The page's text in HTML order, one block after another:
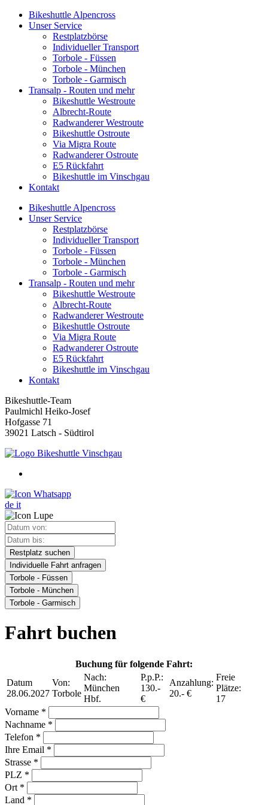
Bikeshuttle Alpencross
Unser Service
Restplatzbörse
Individueller Transport
Torbole - Füssen
Torbole - München
Torbole - Garmisch
Transalp - Routen und mehr
Bikeshuttle Westroute
Albrecht-Route
Radwanderer Westroute
Bikeshuttle Ostroute
Via Migra Route
Radwanderer Ostroute
E5 Rückfahrt
Bikeshuttle im Vinschgau
Kontakt
Bikeshuttle Alpencross
Unser Service
Restplatzbörse
Individueller Transport
Torbole - Füssen
Torbole - München
Torbole - Garmisch
Transalp - Routen und mehr
Bikeshuttle Westroute
Albrecht-Route
Radwanderer Westroute
Bikeshuttle Ostroute
Via Migra Route
Radwanderer Ostroute
E5 Rückfahrt
Bikeshuttle im Vinschgau
Kontakt
Bikeshuttle-Team
Paulmichl Heiko-Josef
Hofgasse 71
39021 Latsch - Südtirol
de it
Restplatz suchen
Individuelle Fahrt anfragen
Torbole - Füssen
Torbole - München
Torbole - Garmisch
Fahrt buchen
Buchung für folgende Fahrt:
Datum
28.06.2027
Von:
Torbole
Nach:
München
Hbf.
P.p.P.:
130.-
€
Anzahlung:
20.- €
Freie
Plätze:
17
Vorname *
Nachname *
Telefon *
Ihre Email *
Strasse *
PLZ *
Ort *
Land *